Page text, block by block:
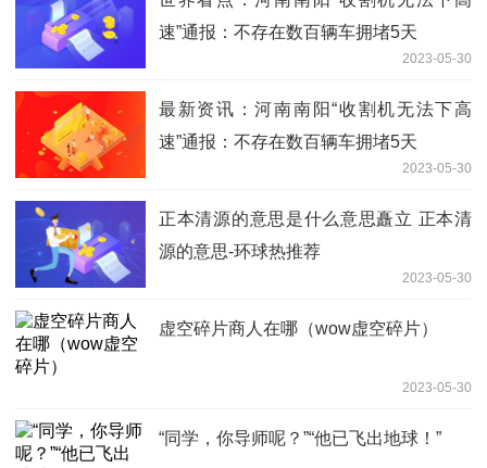
速”通报：不存在数百辆车拥堵5天
2023-05-30
最新资讯：河南南阳“收割机无法下高
速”通报：不存在数百辆车拥堵5天
2023-05-30
正本清源的意思是什么意思矗立 正本清
源的意思-环球热推荐
2023-05-30
虚空碎片商人在哪（wow虚空碎片）
2023-05-30
“同学，你导师呢？”“他已飞出地球！”